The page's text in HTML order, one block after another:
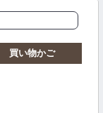
買い物かご